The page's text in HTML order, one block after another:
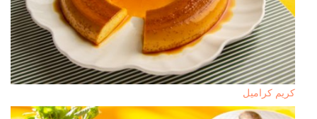
كريم كراميل